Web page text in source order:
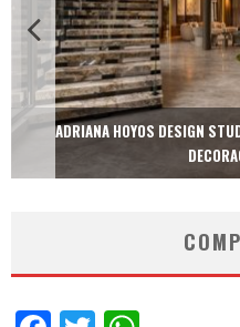
ADRIANA HOYOS DESIGN